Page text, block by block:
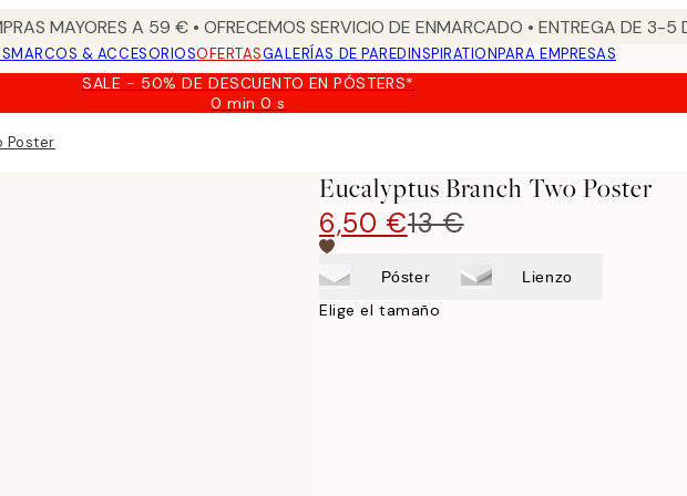
MAYORES A 59 € • OFRECEMOS SERVICIO DE ENMARCADO • ENTREGA DE 3-5
MARCOS & ACCESORIOSOFERTASGALERÍAS DE PAREDINSPIRATIONPARA EMPRESAS
SALE - 50% DE DESCUENTO EN PÓSTERS*
0 min0 s
Válido
Poster
Eucalyptus Branch Two Poster
6,50 €13 €
Póster Lienzo
Elige el tamaño